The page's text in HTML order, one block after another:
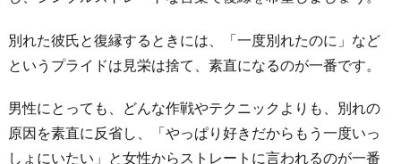
別れた彼氏と復縁するときには、「一度別れたのに」など
というプライドは見栄は捨て、素直になるのが一番です。
男性にとっても、どんな作戦やテクニックよりも、別れの
原因を素直に反省し、「やっぱり好きだからもう一度いっ
しょにいたい」と女性からストレートに言われるのが一番